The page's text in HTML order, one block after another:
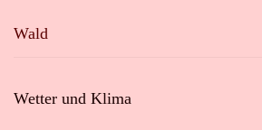
Wald
Wetter und Klima